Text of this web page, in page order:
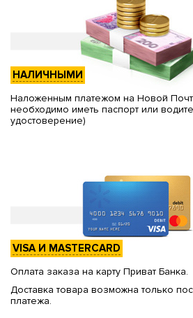
НАЛИЧНЫМИ
Наложенным платежом на Новой
необходимо иметь паспорт или
удостоверение)
VISA И MASTERCARD
Оплата заказа на карту Приват Банка.
Доставка товара возможна только
платежа.